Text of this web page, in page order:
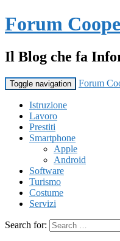
Forum
Il Blog che fa
Toggle navigation Forum
Istruzione
Lavoro
Prestiti
Smartphone
Apple
Android
Software
Turismo
Costume
Servizi
Search for: